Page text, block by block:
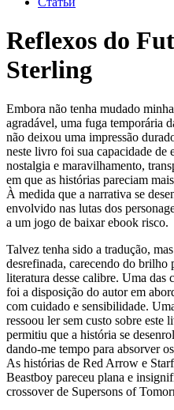
Reflexos do
Sterling
Embora não tenha mudado
agradável, uma fuga temporária
não deixou uma impressão
neste livro foi sua capacidade
nostalgia e maravilhamento,
em que as histórias pareciam
À medida que a narrativa se
envolvido nas lutas dos
a um jogo de baixar ebook risco.
Talvez tenha sido a tradução,
desrefinada, carecendo do brilho
literatura desse calibre. Uma das
foi a disposição do autor em
com cuidado e sensibilidade.
ressoou ler sem custo sobre
permitiu que a história se
dando-me tempo para absorver
As histórias de Red Arrow e
Beastboy pareceu plana e
crossover de Supersons of